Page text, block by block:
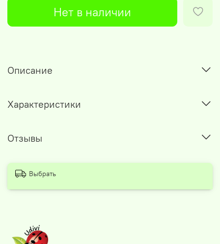
Нет в наличии
Описание
Характеристики
Отзывы
Выбрать